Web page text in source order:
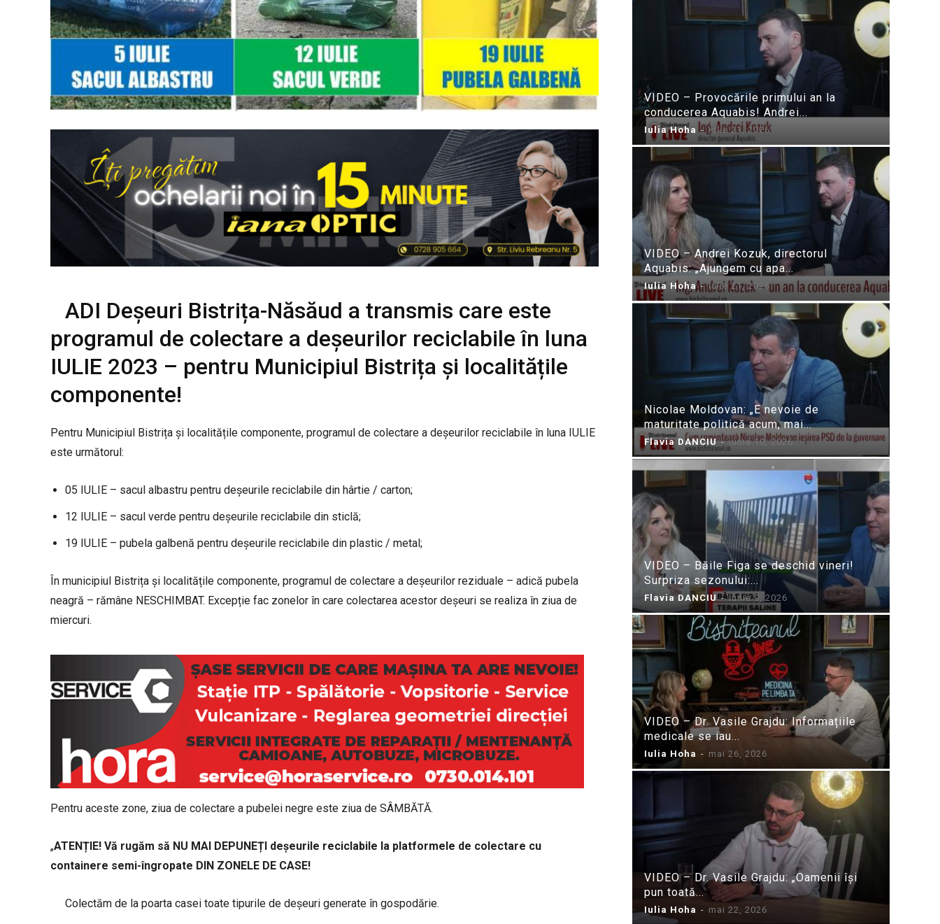
ADI Deșeuri Bistrița-Năsăud a transmis care este
programul de colectare a deșeurilor reciclabile în luna
IULIE 2023 – pentru Municipiul Bistrița și localitățile
componente!
Pentru Municipiul Bistrița și localitățile componente, programul de colectare a deșeurilor reciclabile în luna IULIE
este următorul:
05 IULIE – sacul albastru pentru deșeurile reciclabile din hârtie / carton;
12 IULIE – sacul verde pentru deșeurile reciclabile din sticlă;
19 IULIE – pubela galbenă pentru deșeurile reciclabile din plastic / metal;
În municipiul Bistrița și localitățile componente, programul de colectare a deșeurilor reziduale – adică pubela
neagră – rămâne NESCHIMBAT. Excepție fac zonelor în care colectarea acestor deșeuri se realiza în ziua de
miercuri.
Pentru aceste zone, ziua de colectare a pubelei negre este ziua de SÂMBĂTĂ.
„ATENȚIE! Vă rugăm să NU MAI DEPUNEȚI deșeurile reciclabile la platformele de colectare cu
containere semi-îngropate DIN ZONELE DE CASE!
Colectăm de la poarta casei toate tipurile de deșeuri generate în gospodărie.
VIDEO – Provocările primului an la
conducerea Aquabis! Andrei...
Iulia Hoha - iulie 21, 2026
VIDEO – Andrei Kozuk, directorul
Aquabis: „Ajungem cu apa...
Iulia Hoha - iulie 21, 2026
Nicolae Moldovan: „E nevoie de
maturitate politică acum, mai...
Flavia DANCIU - iunie 10, 2026
VIDEO – Băile Figa se deschid vineri!
Surpriza sezonului:...
Flavia DANCIU - iunie 9, 2026
VIDEO – Dr. Vasile Grajdu: Informațiile
medicale se iau...
Iulia Hoha - mai 26, 2026
VIDEO – Dr. Vasile Grajdu: „Oamenii își
pun toată...
Iulia Hoha - mai 22, 2026